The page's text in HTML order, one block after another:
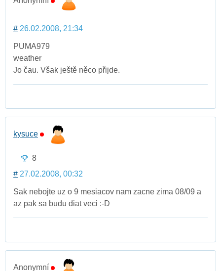
# 26.02.2008, 21:34
PUMA979
weather
Jo čau. Však ještě něco přijde.
kysuce
8
# 27.02.2008, 00:32
Sak nebojte uz o 9 mesiacov nam zacne zima 08/09 a
az pak sa budu diat veci :-D
Anonymní